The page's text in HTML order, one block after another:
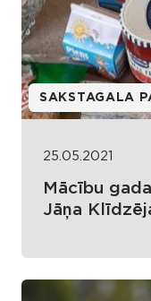
SAKSTAGALA
25.05.2021
Mācību
Jāņa